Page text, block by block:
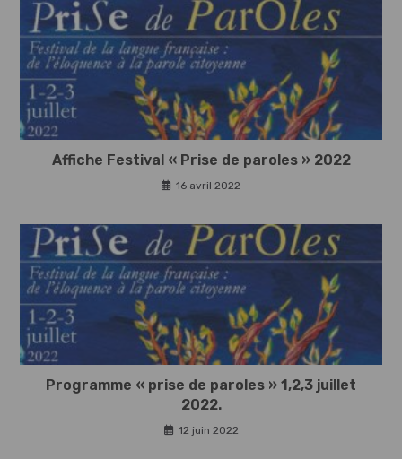
Affiche Festival « Prise de paroles » 2022
16 avril 2022
Programme « prise de paroles » 1,2,3 juillet
2022.
12 juin 2022